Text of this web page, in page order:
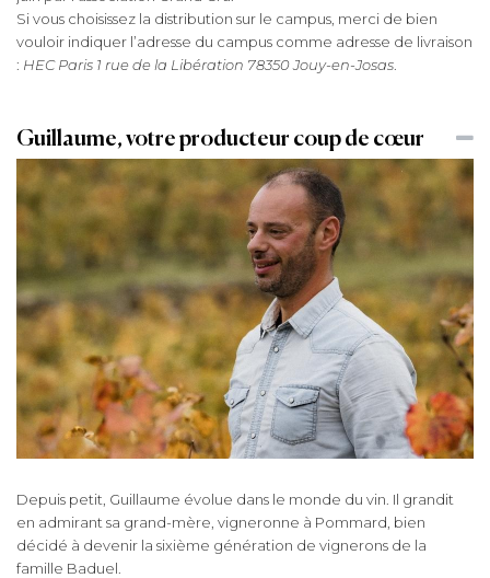
Si vous choisissez la distribution sur le campus, merci de bien
vouloir indiquer l’adresse du campus comme adresse de livraison
: HEC Paris 1 rue de la Libération 78350 Jouy-en-Josas
Guillaume, votre producteur coup de cœur
Depuis petit, Guillaume évolue dans le monde du vin. Il grandit
en admirant sa grand-mère, vigneronne à Pommard, bien
décidé à devenir la sixième génération de vignerons de la
famille Baduel.